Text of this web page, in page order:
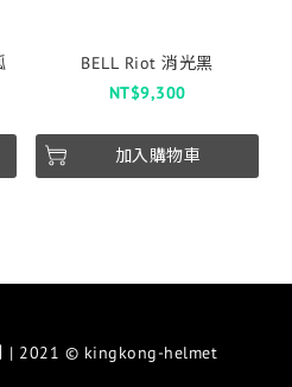
BELL Riot 消光黑
NT$9,300
加入購物車
| 2021 © kingkong-helmet